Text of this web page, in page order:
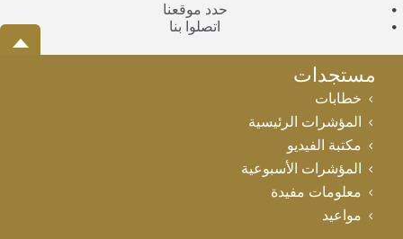
حدد موقعنا
اتصلوا بنا
مستجدات
خطابات
المؤشرات الرئيسية
مكتبة الفيديو
المؤشرات الأسبوعية
معلومات مفيدة
مواعيد